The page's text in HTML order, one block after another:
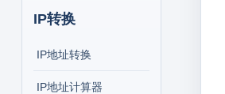
IP转换
IP地址转换
IP地址计算器